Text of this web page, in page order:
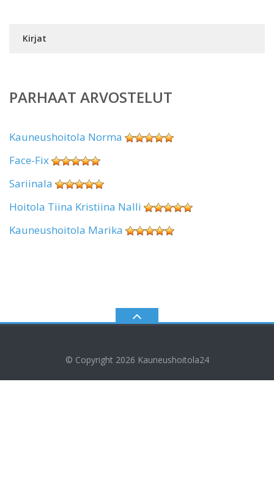
Kirjat
PARHAAT ARVOSTELUT
Kauneushoitola Norma
Face-Fix
Sariinala
Hoitola Tiina Kristiina Nalli
Kauneushoitola Marika
© Copyright 2026 Kauneushoitola24